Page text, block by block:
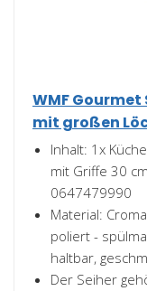
WMF Gourmet
mit großen
Inhalt: 1x
mit Griffe 30
0647479990
Material:
poliert -
haltbar,
Der Seiher